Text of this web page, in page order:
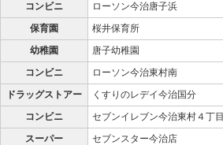
コンビニ
ローソン今治唐子浜
保育園
桜井保育所
幼稚園
唐子幼稚園
コンビニ
ローソン今治東村南
ドラッグストアー
くすりのレデイ今治国分
コンビニ
セブンイレブン今治東村４丁目
スーパー
セブンスター今治店